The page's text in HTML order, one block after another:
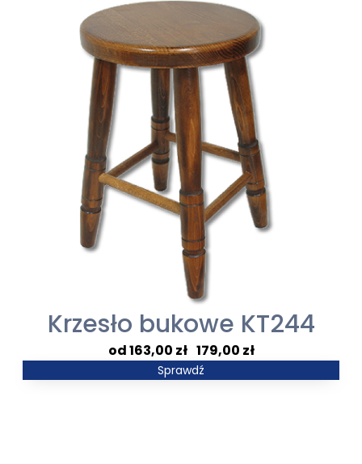
4552,00 zł
do
5007,00 zł
Krzesło bukowe KT244
163,00 zł– 179,00 zł
Zakres
Sprawdź